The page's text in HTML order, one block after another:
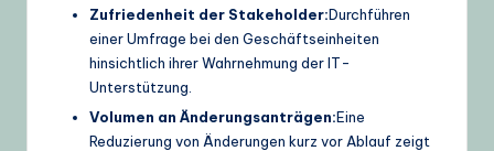
Zufriedenheit der Stakeholder:Durchführen
einer Umfrage bei den Geschäftseinheiten
hinsichtlich ihrer Wahrnehmung der IT-
Unterstützung.
Volumen an Änderungsanträgen:Eine
Reduzierung von Änderungen kurz vor Ablauf zeigt